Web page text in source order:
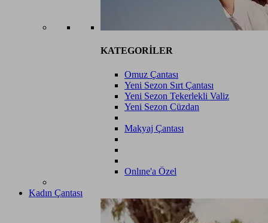
KATEGORİLER
Omuz Çantası
Yeni Sezon Sırt Çantası
Yeni Sezon Tekerlekli Valiz
Yeni Sezon Cüzdan
Makyaj Çantası
Onlıne'a Özel
Kadın Çantası